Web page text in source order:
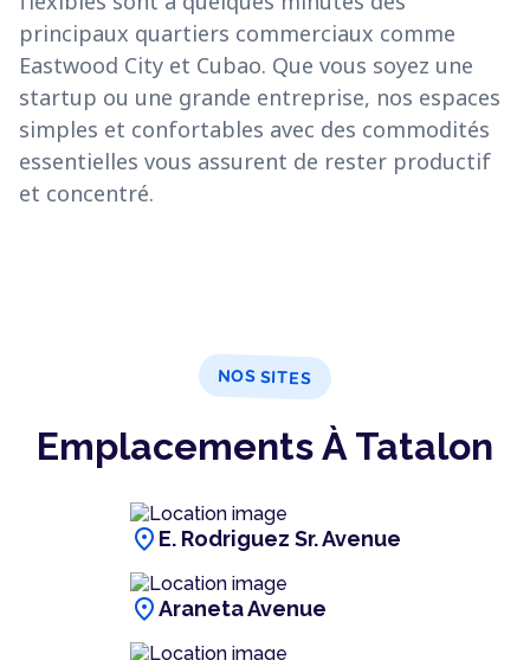
principaux quartiers commerciaux comme
Eastwood City et Cubao. Que vous soyez une
startup ou une grande entreprise, nos espaces
simples et confortables avec des commodités
essentielles vous assurent de rester productif
et concentré.
NOS SITES
Emplacements À Tatalon
location_on E. Rodriguez Sr. Avenue
location_onAraneta Avenue